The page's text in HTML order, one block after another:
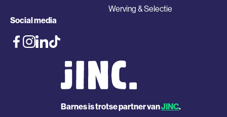
Werving & Selectie
Social media
Barnes is trotse partner vanJINC.